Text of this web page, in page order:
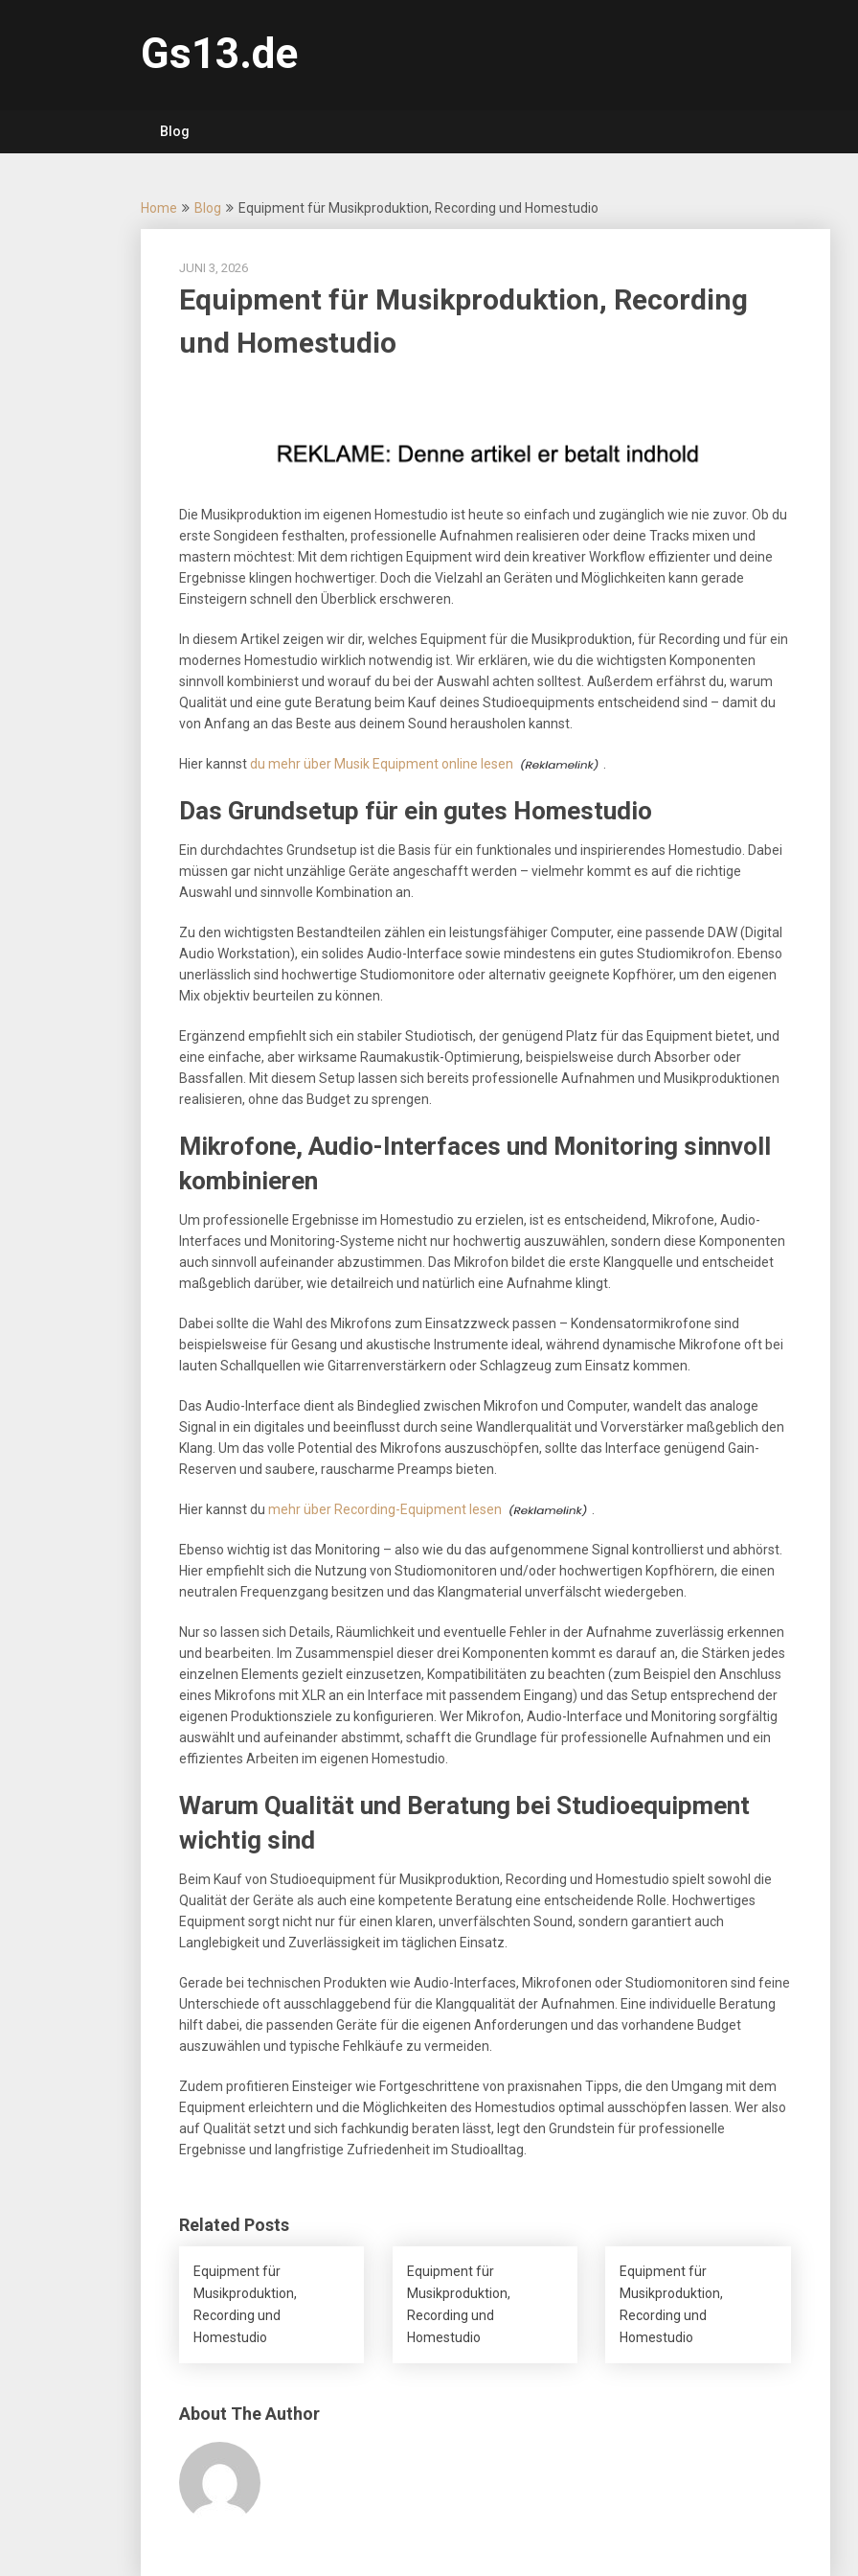
Gs13.de
Blog
Home Blog Equipment für Musikproduktion, Recording und Homestudio
JUNI 3, 2026
Equipment für Musikproduktion, Recording
und Homestudio
Die Musikproduktion im eigenen Homestudio ist heute so einfach und zugänglich wie nie zuvor. Ob du
erste Songideen festhalten, professionelle Aufnahmen realisieren oder deine Tracks mixen und
mastern möchtest: Mit dem richtigen Equipment wird dein kreativer Workflow effizienter und deine
Ergebnisse klingen hochwertiger. Doch die Vielzahl an Geräten und Möglichkeiten kann gerade
Einsteigern schnell den Überblick erschweren.
In diesem Artikel zeigen wir dir, welches Equipment für die Musikproduktion, für Recording und für ein
modernes Homestudio wirklich notwendig ist. Wir erklären, wie du die wichtigsten Komponenten
sinnvoll kombinierst und worauf du bei der Auswahl achten solltest. Außerdem erfährst du, warum
Qualität und eine gute Beratung beim Kauf deines Studioequipments entscheidend sind – damit du
von Anfang an das Beste aus deinem Sound herausholen kannst.
Hier kannstdu mehr über Musik Equipment online lesen
Das Grundsetup für ein gutes Homestudio
Ein durchdachtes Grundsetup ist die Basis für ein funktionales und inspirierendes Homestudio. Dabei
müssen gar nicht unzählige Geräte angeschafft werden – vielmehr kommt es auf die richtige
Auswahl und sinnvolle Kombination an.
Zu den wichtigsten Bestandteilen zählen ein leistungsfähiger Computer, eine passende DAW (Digital
Audio Workstation), ein solides Audio-Interface sowie mindestens ein gutes Studiomikrofon. Ebenso
unerlässlich sind hochwertige Studiomonitore oder alternativ geeignete Kopfhörer, um den eigenen
Mix objektiv beurteilen zu können.
Ergänzend empfiehlt sich ein stabiler Studiotisch, der genügend Platz für das Equipment bietet, und
eine einfache, aber wirksame Raumakustik-Optimierung, beispielsweise durch Absorber oder
Bassfallen. Mit diesem Setup lassen sich bereits professionelle Aufnahmen und Musikproduktionen
realisieren, ohne das Budget zu sprengen.
Mikrofone, Audio-Interfaces und Monitoring sinnvoll
kombinieren
Um professionelle Ergebnisse im Homestudio zu erzielen, ist es entscheidend, Mikrofone, Audio-
Interfaces und Monitoring-Systeme nicht nur hochwertig auszuwählen, sondern diese Komponenten
auch sinnvoll aufeinander abzustimmen. Das Mikrofon bildet die erste Klangquelle und entscheidet
maßgeblich darüber, wie detailreich und natürlich eine Aufnahme klingt.
Dabei sollte die Wahl des Mikrofons zum Einsatzzweck passen – Kondensatormikrofone sind
beispielsweise für Gesang und akustische Instrumente ideal, während dynamische Mikrofone oft bei
lauten Schallquellen wie Gitarrenverstärkern oder Schlagzeug zum Einsatz kommen.
Das Audio-Interface dient als Bindeglied zwischen Mikrofon und Computer, wandelt das analoge
Signal in ein digitales und beeinflusst durch seine Wandlerqualität und Vorverstärker maßgeblich den
Klang. Um das volle Potential des Mikrofons auszuschöpfen, sollte das Interface genügend Gain-
Reserven und saubere, rauscharme Preamps bieten.
Hier kannst du mehr über Recording-Equipment lesen
Ebenso wichtig ist das Monitoring – also wie du das aufgenommene Signal kontrollierst und abhörst.
Hier empfiehlt sich die Nutzung von Studiomonitoren und/oder hochwertigen Kopfhörern, die einen
neutralen Frequenzgang besitzen und das Klangmaterial unverfälscht wiedergeben.
Nur so lassen sich Details, Räumlichkeit und eventuelle Fehler in der Aufnahme zuverlässig erkennen
und bearbeiten. Im Zusammenspiel dieser drei Komponenten kommt es darauf an, die Stärken jedes
einzelnen Elements gezielt einzusetzen, Kompatibilitäten zu beachten (zum Beispiel den Anschluss
eines Mikrofons mit XLR an ein Interface mit passendem Eingang) und das Setup entsprechend der
eigenen Produktionsziele zu konfigurieren. Wer Mikrofon, Audio-Interface und Monitoring sorgfältig
auswählt und aufeinander abstimmt, schafft die Grundlage für professionelle Aufnahmen und ein
effizientes Arbeiten im eigenen Homestudio.
Warum Qualität und Beratung bei Studioequipment
wichtig sind
Beim Kauf von Studioequipment für Musikproduktion, Recording und Homestudio spielt sowohl die
Qualität der Geräte als auch eine kompetente Beratung eine entscheidende Rolle. Hochwertiges
Equipment sorgt nicht nur für einen klaren, unverfälschten Sound, sondern garantiert auch
Langlebigkeit und Zuverlässigkeit im täglichen Einsatz.
Gerade bei technischen Produkten wie Audio-Interfaces, Mikrofonen oder Studiomonitoren sind feine
Unterschiede oft ausschlaggebend für die Klangqualität der Aufnahmen. Eine individuelle Beratung
hilft dabei, die passenden Geräte für die eigenen Anforderungen und das vorhandene Budget
auszuwählen und typische Fehlkäufe zu vermeiden.
Zudem profitieren Einsteiger wie Fortgeschrittene von praxisnahen Tipps, die den Umgang mit dem
Equipment erleichtern und die Möglichkeiten des Homestudios optimal ausschöpfen lassen. Wer also
auf Qualität setzt und sich fachkundig beraten lässt, legt den Grundstein für professionelle
Ergebnisse und langfristige Zufriedenheit im Studioalltag.
Related Posts
Equipment für
Musikproduktion,
Recording und
Homestudio
Equipment für
Musikproduktion,
Recording und
Homestudio
Equipment für
Musikproduktion,
Recording und
Homestudio
About The Author